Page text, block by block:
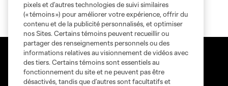
pixels et d’autres technologies de suivi similaires
(« témoins ») pour améliorer votre expérience, offrir du
contenu et de la publicité personnalisés, et optimiser
nos Sites. Certains témoins peuvent recueillir ou
partager des renseignements personnels ou des
informations relatives au visionnement de vidéos avec
des tiers. Certains témoins sont essentiels au
fonctionnement du site et ne peuvent pas être
désactivés, tandis que d’autres sont facultatifs et